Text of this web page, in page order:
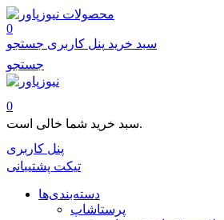
محصولات
0
سبد خرید پنل کاربری جستجو
جستجو
0
سبد خرید شما خالی است.
پنل کاربری
تیکت پشتیبانی
دسته‌بندی‌ها
پرستاشاپ